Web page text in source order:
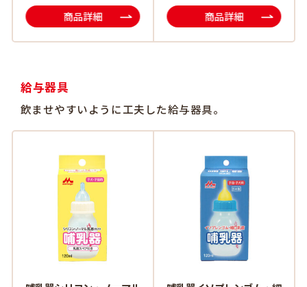
商品詳細 商品詳細
給与器具
飲ませやすいように工夫した給与器具。